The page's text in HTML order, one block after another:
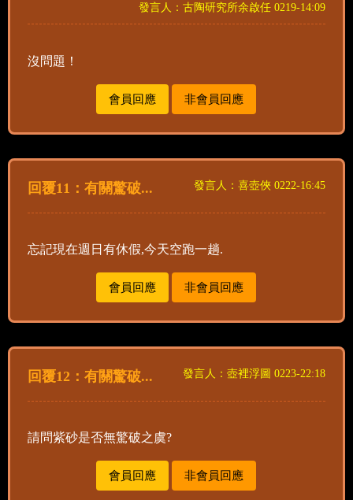
發言人：古陶研究所余啟任 0219-14:09
沒問題！
會員回應 非會員回應
回覆11：有關驚破... 發言人：喜壺俠 0222-16:45
忘記現在週日有休假,今天空跑一趟.
會員回應 非會員回應
回覆12：有關驚破... 發言人：壺裡浮圖 0223-22:18
請問紫砂是否無驚破之虞?
會員回應 非會員回應